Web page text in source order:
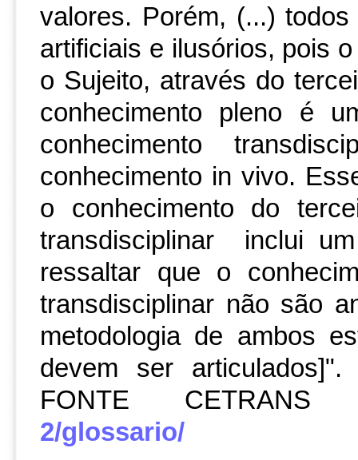
valores. Porém, (...)
artificiais e ilusórios, pois
o Sujeito, através do
conhecimento pleno é
conhecimento
conhecimento in vivo.
o conhecimento do
transdisciplinar inclui
ressaltar que o
transdisciplinar não são
metodologia de ambos
devem ser
FONTE
2/glossario/